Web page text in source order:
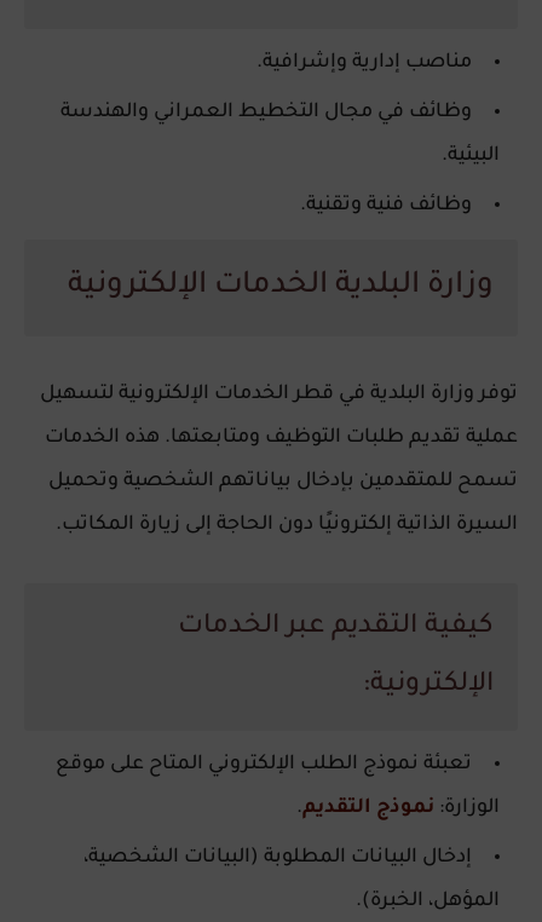
مناصب إدارية وإشرافية.
وظائف في مجال التخطيط العمراني والهندسة
البيئية.
وظائف فنية وتقنية.
وزارة البلدية الخدمات الإلكترونية
توفر وزارة البلدية في قطر الخدمات الإلكترونية لتسهيل
عملية تقديم طلبات التوظيف ومتابعتها. هذه الخدمات
تسمح للمتقدمين بإدخال بياناتهم الشخصية وتحميل
السيرة الذاتية إلكترونيًا دون الحاجة إلى زيارة المكاتب.
كيفية التقديم عبر الخدمات
الإلكترونية:
تعبئة نموذج الطلب الإلكتروني المتاح على موقع
الوزارة: نموذج التقديم.
إدخال البيانات المطلوبة (البيانات الشخصية،
المؤهل، الخبرة).